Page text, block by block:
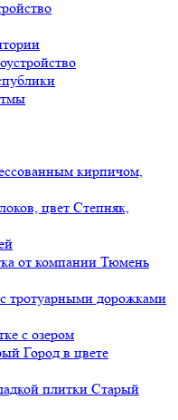
кирпичом,
цвет Степняк,
от компании Тюмень
тротуарными дорожками
с озером
Город в цвете
плитки Старый